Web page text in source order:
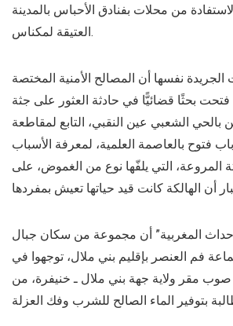
من محلات بفنادق الأحباس بالمدينة
العتيقة لمكناس.
نفسها أن المصالح الأمنية المختصة
بحثًا قضائيًّا في حادثة العثور على جثة
بالحي الشعبي عين النقبي، التابع لمقاطعة
فتوح بالعاصمة العلمية، لمعرفة الأسباب
المروعة، التي يلفّها نوع من الغموض، على
المغربية” أن مجموعة من سكان جبال
فم العنصر بإقليم بني ملال، توجهوا في
مقر ولاية جهة بني ملال ـ خنيفرة، من